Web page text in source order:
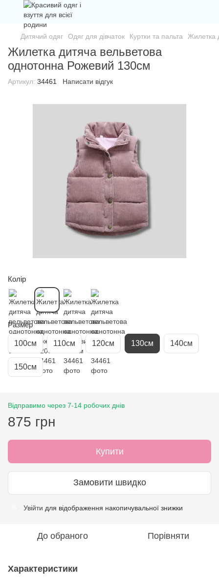
Дитячий одяг Одяг для дівчаток Куртки та пальта Жилетка
Жилетка дитяча вельветова
однотонна Рожевий 130см
Артикул: 34461 Написати відгук
Колір
Размер
100см 110см 120см 130см 140см
150см
Відправимо через 7-14 робочих днів
875 грн
Купити
Замовити швидко
Увійти для відображення накопичувальної знижки
До обраного Порівняти
Характеристики